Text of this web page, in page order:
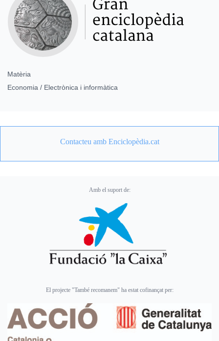
Matèria
Economia / Electrònica i informàtica
Contacteu amb Enciclopèdia.cat
Amb el suport de:
El projecte "També recomanem" ha estat cofinançat per: